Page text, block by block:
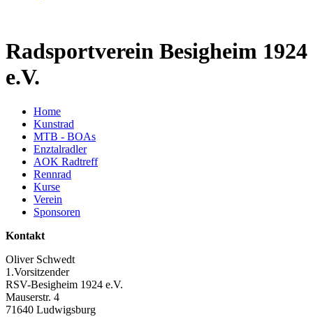
Radsportverein Besigheim 1924
e.V.
Home
Kunstrad
MTB - BOAs
Enztalradler
AOK Radtreff
Rennrad
Kurse
Verein
Sponsoren
Kontakt
Oliver Schwedt
1.Vorsitzender
RSV-Besigheim 1924 e.V.
Mauserstr. 4
71640 Ludwigsburg